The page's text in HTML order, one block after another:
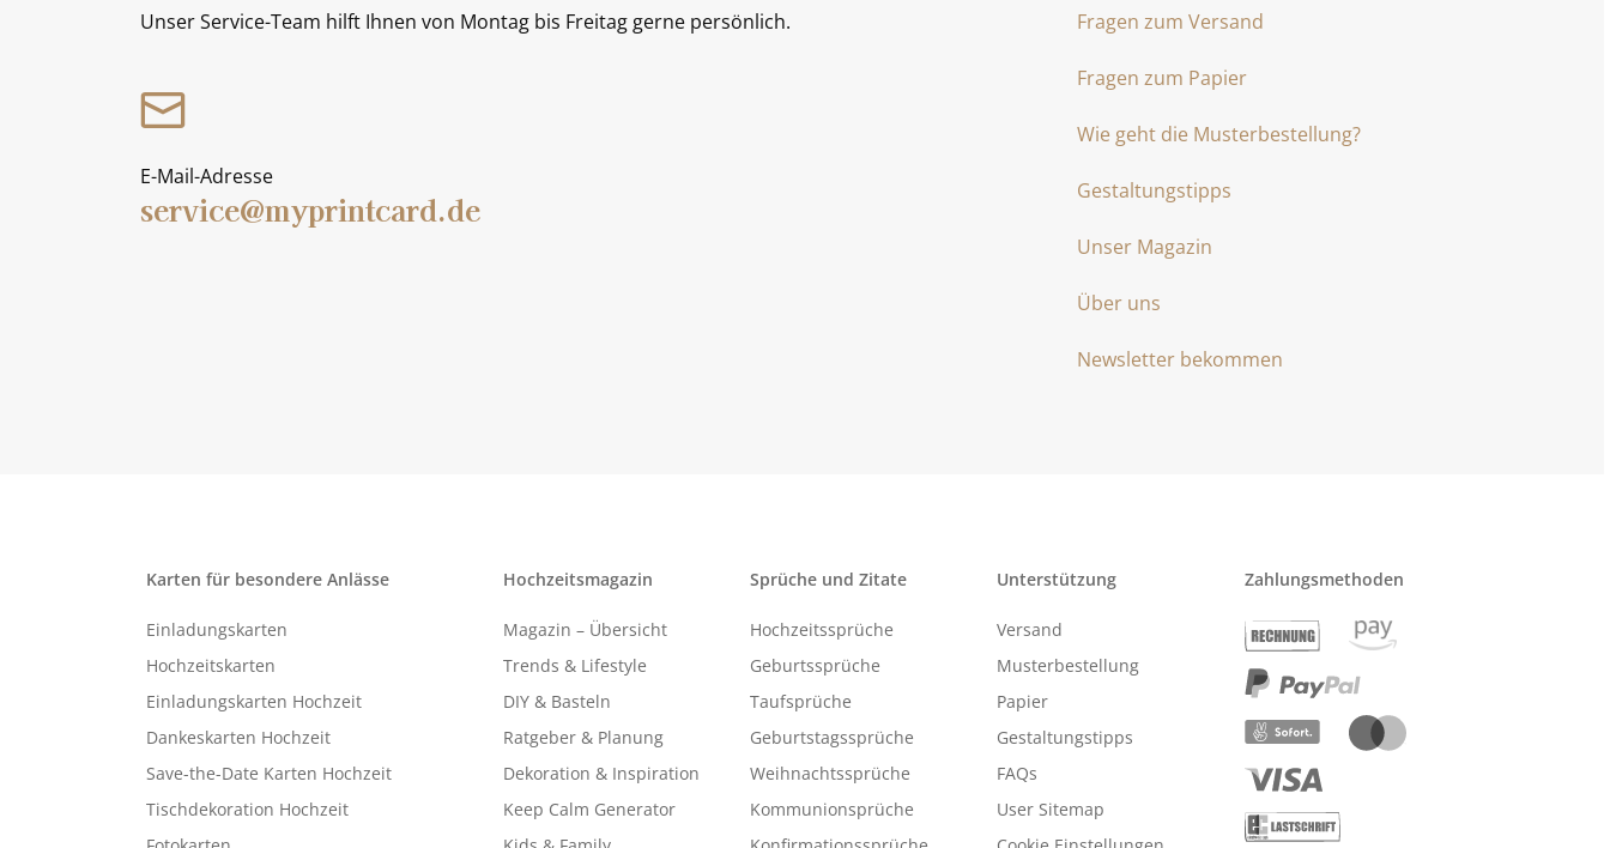
Fragen zum Versand
Fragen zum Papier
Wie geht die Musterbestellung?
Gestaltungstipps
Unser Magazin
Über uns
Newsletter bekommen
Unser Service-Team hilft Ihnen von Montag bis Freitag gerne persönlich.
E-Mail-Adresse
service@myprintcard.de
Karten für besondere Anlässe
Einladungskarten
Hochzeitskarten
Einladungskarten Hochzeit
Dankeskarten Hochzeit
Save-the-Date Karten Hochzeit
Tischdekoration Hochzeit
Hochzeitsmagazin
Magazin – Übersicht
Trends & Lifestyle
DIY & Basteln
Ratgeber & Planung
Dekoration & Inspiration
Keep Calm Generator
Sprüche und Zitate
Hochzeitssprüche
Geburtssprüche
Taufsprüche
Geburtstagssprüche
Weihnachtssprüche
Kommunionsprüche
Unterstützung
Versand
Musterbestellung
Papier
Gestaltungstipps
FAQs
User Sitemap
Zahlungsmethoden